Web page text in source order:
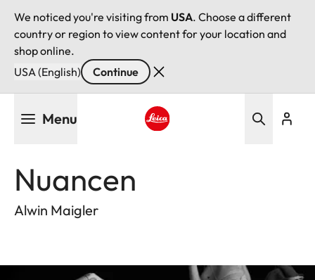
We noticed you're visiting from USA. Choose a different
country or region to view content for your location and
shop online.
USA (English)
Continue
Menu
Nuancen
Alwin Maigler